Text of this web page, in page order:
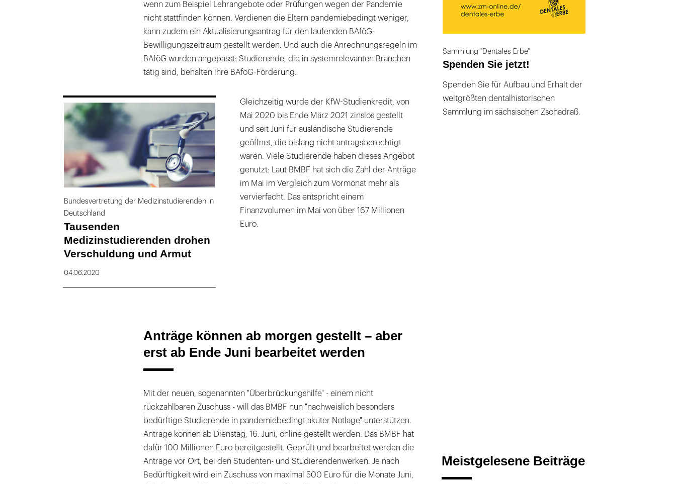
wenn zum Beispiel Lehrangebote oder Prüfungen wegen der Pandemie
nicht stattfinden können. Verdienen die Eltern pandemiebedingt weniger,
kann zudem ein Aktualisierungsantrag für den laufenden BAföG-
Bewilligungszeitraum gestellt werden. Und auch die Anrechnungsregeln im
BAföG wurden angepasst: Studierende, die in systemrelevanten Branchen
tätig sind, behalten ihre BAföG-Förderung.
169
Bundesvertretung der Medizinstudierenden in
Deutschland
Tausenden
Medizinstudierenden drohen
Verschuldung und Armut
04.06.2020
Gleichzeitig wurde der KfW-Studienkredit, von
Mai 2020 bis Ende März 2021 zinslos gestellt
und seit Juni für ausländische Studierende
geöffnet, die bislang nicht antragsberechtigt
waren. Viele Studierende haben dieses Angebot
genutzt: Laut BMBF hat sich die Zahl der Anträge
im Mai im Vergleich zum Vormonat mehr als
vervierfacht. Das entspricht einem
Finanzvolumen im Mai von über 167 Millionen
Euro.
Anträge können ab morgen gestellt – aber
erst ab Ende Juni bearbeitet werden
Mit der neuen, sogenannten "Überbrückungshilfe" - einem nicht
rückzahlbaren Zuschuss - will das BMBF nun "nachweislich besonders
bedürftige Studierende in pandemiebedingt akuter Notlage" unterstützen.
Anträge können ab Dienstag, 16. Juni, online gestellt werden. Das BMBF hat
dafür 100 Millionen Euro bereitgestellt. Geprüft und bearbeitet werden die
Anträge vor Ort, bei den Studenten- und Studierendenwerken. Je nach
Bedürftigkeit wird ein Zuschuss von maximal 500 Euro für die Monate Juni,
Sammlung "Dentales Erbe"
Spenden Sie jetzt!
Spenden Sie für Aufbau und Erhalt der
weltgrößten dentalhistorischen
Sammlung im sächsischen Zschadraß.
Meistgelesene Beiträge